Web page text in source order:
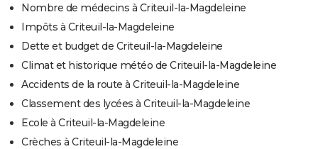
Nombre de médecins à Criteuil-la-Magdeleine
Impôts à Criteuil-la-Magdeleine
Dette et budget de Criteuil-la-Magdeleine
Climat et historique météo de Criteuil-la-Magdeleine
Accidents de la route à Criteuil-la-Magdeleine
Classement des lycées à Criteuil-la-Magdeleine
Ecole à Criteuil-la-Magdeleine
Crèches à Criteuil-la-Magdeleine